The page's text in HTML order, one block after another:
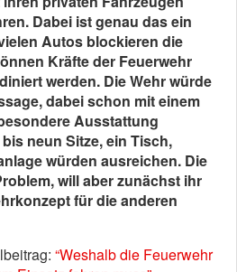
Dabei ist genau das ein
Autos blockieren die
Kräfte der Feuerwehr
werden. Die Wehr würde
dabei schon mit einem
Ausstattung
neun Sitze, ein Tisch,
würden ausreichen. Die
will aber zunächst ihr
für die anderen
“Weshalb die Feuerwehr